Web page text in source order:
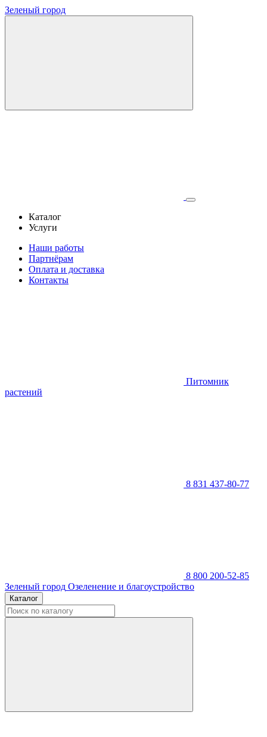
Зеленый город
Каталог
Услуги
Наши работы
Партнёрам
Оплата и доставка
Контакты
Питомник
растений
8 831 437-80-77
8 800 200-52-85
Зеленый город Озеленение и благоустройство
Каталог